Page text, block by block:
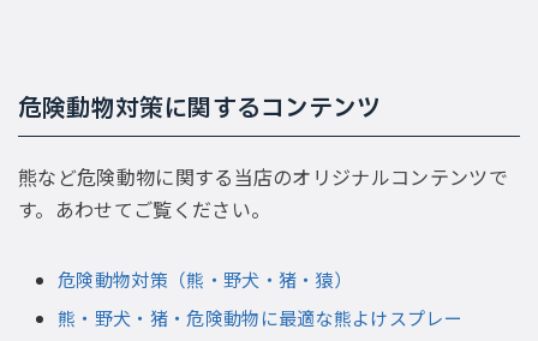
危険動物対策に関するコンテンツ
熊など危険動物に関する当店のオリジナルコンテンツで
す。あわせてご覧ください。
危険動物対策（熊・野犬・猪・猿）
熊・野犬・猪・危険動物に最適な熊よけスプレー